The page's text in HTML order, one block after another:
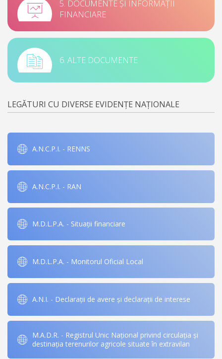
5. DOCUMENTE ȘI INFORMAȚII
FINANCIARE
6. ALTE DOCUMENTE
LEGĂTURI CU DIVERSE EVIDENȚE NAȚIONALE
A.N.C.P.I. - RENNS
A.N.C.P.I. - RAN
M.D.L.P.A. - Situații financiare
M.D.L.P.A. - Monitorul Oficial Local
A.N.I. - Declarații de avere și declarații de interese
M.A.D.R. - Registrul Unic Național privind circulația și
destinația terenurilor agricole situate în extravilan